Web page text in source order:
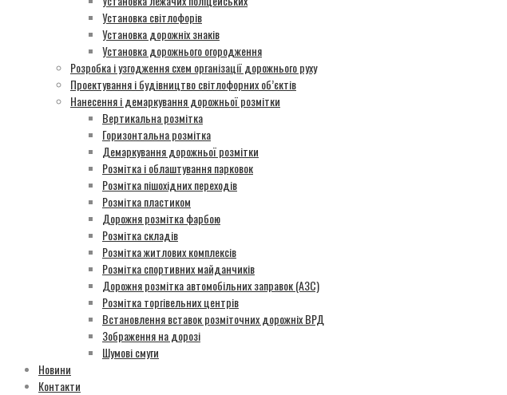
Установка світлофорів
Установка дорожніх знаків
Установка дорожнього огородження
Розробка і узгодження схем організації дорожнього руху
Проектування і будівництво світлофорних об’єктів
Нанесення і демаркування дорожньої розмітки
Вертикальна розмітка
Горизонтальна розмітка
Демаркування дорожньої розмітки
Розмітка і облаштування парковок
Розмітка пішохідних переходів
Розмітка пластиком
Дорожня розмітка фарбою
Розмітка складів
Розмітка житлових комплексів
Розмітка спортивних майданчиків
Дорожня розмітка автомобільних заправок (АЗС)
Розмітка торгівельних центрів
Встановлення вставок розміточних дорожніх ВРД
Зображення на дорозі
Шумові смуги
Новини
Контакти